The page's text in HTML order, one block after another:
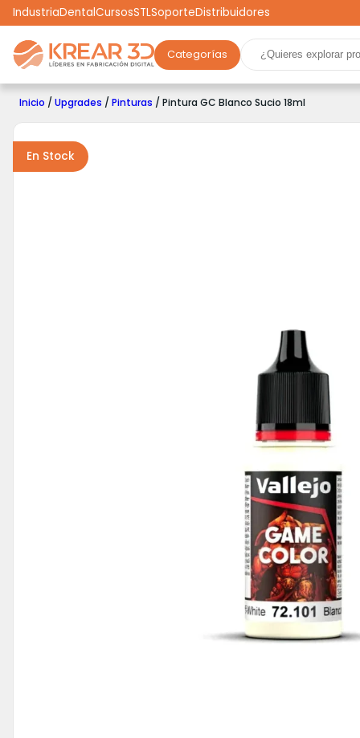
IndustriaDentalCursosSTLSoporteDistribuidores
Categorías
Marcas Impresoras 3D Filamentos Resinas
Robótica
Scooters Drones Realidad Virtual
Inicio / Upgrades / Pinturas / Pintura GC Blanco Sucio 18ml
En Stock